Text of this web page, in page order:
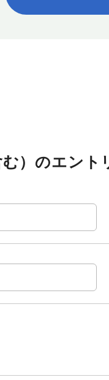
）のエント